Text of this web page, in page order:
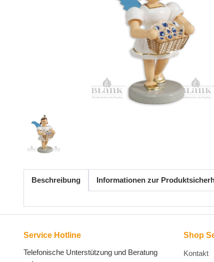
Beschreibung Informationen zur
Service Hotline
Telefonische Unterstützung und Beratung
Shop
Kontakt